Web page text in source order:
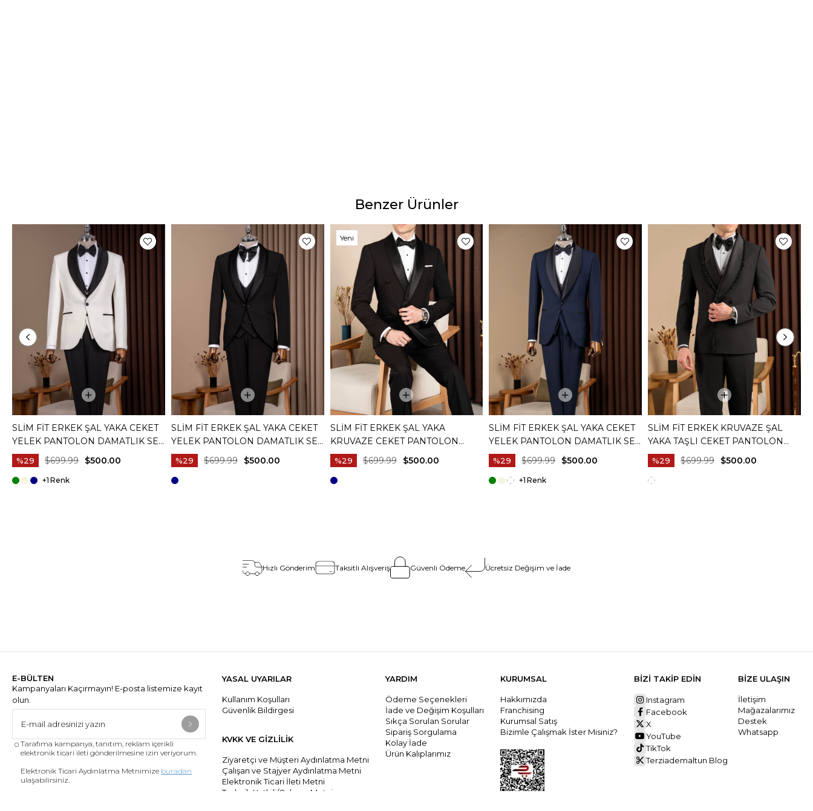
Benzer Ürünler
SLIM FIT ERKEK ŞAL YAKA CEKET
YELEK PANTOLON DAMATLIK SET
BEYAZ T20073-07
%29 $500.00
$699.99
+1
SLIM FIT ERKEK ŞAL YAKA CEKET
YELEK PANTOLON DAMATLIK SET
SIYAH T20072-01
%29 $500.00
$699.99
SLIM FIT ERKEK ŞAL YAKA
KRUVAZE CEKET PANTOLON
DAMATLIK SET SIYAH T20074-01
%29 $500.00
$699.99
Yeni
SLIM FIT ERKEK ŞAL YAKA CEKET
YELEK PANTOLON DAMATLIK SET
LACIVERT T20073-02
%29 $500.00
$699.99
+1
SLIM FIT ERKEK KRUVAZE ŞAL
YAKA TAŞLI CEKET PANTOLON
DAMATLIK SET SIYAH T20081-01
%29 $500.00
$699.99
Hızlı Gönderim Taksitli Alışveriş Güvenli Ödeme Ücretsiz Değişim ve İade
E-BÜLTEN
Kampanyaları Kaçırmayın! E-posta listemize kayıt
olun.
Tarafıma kampanya, tanıtım, reklam içerikli
elektronik ticari ileti gönderilmesine izin veriyorum.
Elektronik Ticari Aydınlatma Metnimize buradan
ulaşabilirsiniz.
YASAL UYARILAR
Kullanım Koşulları
Güvenlik Bildirgesi
KVKK VE GİZLİLİK
Ziyaretçi ve Müşteri Aydınlatma Metni
Çalışan ve Stajyer Aydınlatma Metni
Elektronik Ticari İleti Metni
Tedarik Yetkili/Çalışanı Metni
YARDIM
Ödeme Seçenekleri
İade ve Değişim Koşulları
Sıkça Sorulan Sorular
Sipariş Sorgulama
Kolay İade
Ürün Kalıplarımız
KURUMSAL
Hakkımızda
Franchising
Kurumsal Satış
Bizimle Çalışmak İster Misiniz?
BİZİ TAKİP EDİN
Instagram
Facebook
X
YouTube
TikTok
Terziademaltun Blog
BİZE ULAŞIN
İletişim
Mağazalarımız
Destek
Whatsapp